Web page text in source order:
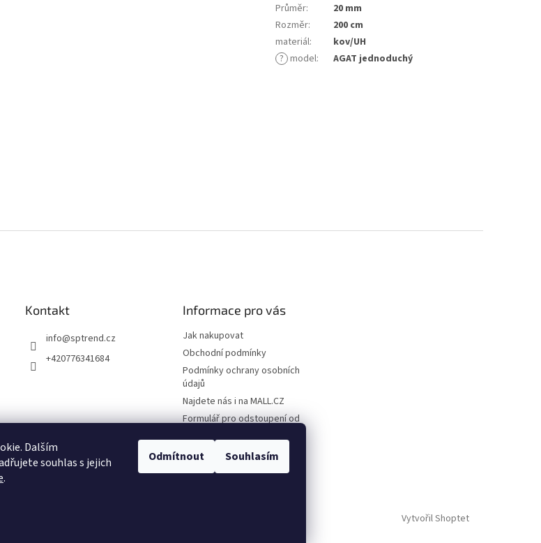
Dalším
souhlas s jejich
.
Odmítnout Souhlasím
Průměr:
20 mm
Rozměr:
200 cm
materiál:
kov/UH
? model: AGAT jednoduchý
Kontakt
info@sptrend.cz
+420776341684
Informace pro vás
Jak nakupovat
Obchodní podmínky
Podmínky ochrany osobních
údajů
Najdete nás i na MALL.CZ
Formulář pro odstoupení od
Formulář pro uplatnění
reklamace
Vytvořil Shoptet